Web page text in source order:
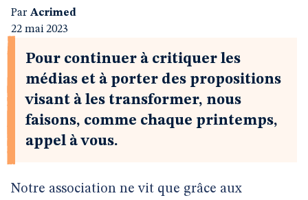
Par Acrimed
22 mai 2023
Pour continuer à critiquer les
médias et à porter des propositions
visant à les transformer, nous
faisons, comme chaque printemps,
appel à vous.
Notre association ne vit que grâce aux